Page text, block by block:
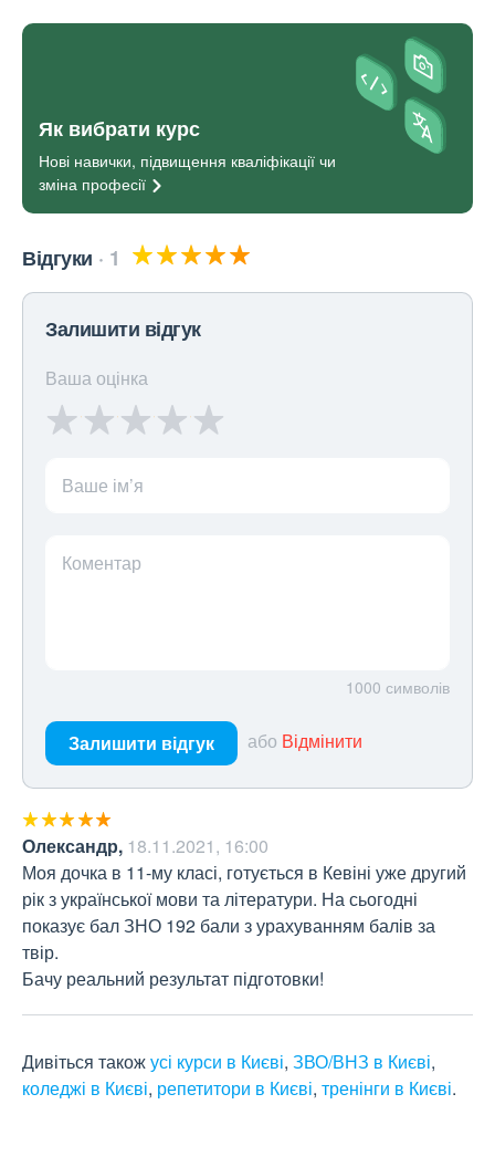
Як вибрати курс
Нові навички, підвищення кваліфікації чи
зміна професії
Відгуки 1
Залишити відгук
Ваша оцінка
Ваше ім’я
Коментар
1000 символів
Залишити відгук або Відмінити
Олександр, 18.11.2021, 16:00
Моя дочка в 11-му класі, готується в Кевіні уже другий
рік з української мови та літератури. На сьогодні
показує бал ЗНО 192 бали з урахуванням балів за
твір.
Бачу реальний результат підготовки!
Дивіться такожусі курси в Києві, ЗВО/ВНЗ в Києві,
коледжі в Києві, репетитори в Києві, тренінги в Києві.